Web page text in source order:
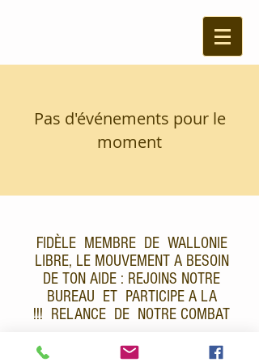
Pas d'événements pour le
moment
FIDÈLE MEMBRE DE WALLONIE
LIBRE, LE MOUVEMENT A BESOIN
DE TON AIDE : REJOINS NOTRE
BUREAU ET PARTICIPE A LA
RELANCE DE NOTRE COMBAT !!!